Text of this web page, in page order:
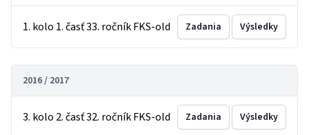
1. kolo 1. časť 33. ročník FKS-old Zadania Výsledky
2016 / 2017
3. kolo 2. časť 32. ročník FKS-old Zadania Výsledky